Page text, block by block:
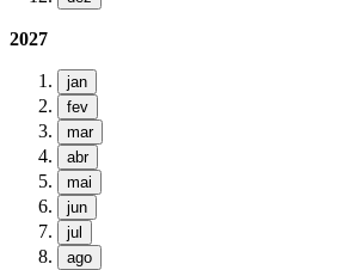
2027
jan
fev
mar
abr
mai
jun
jul
ago